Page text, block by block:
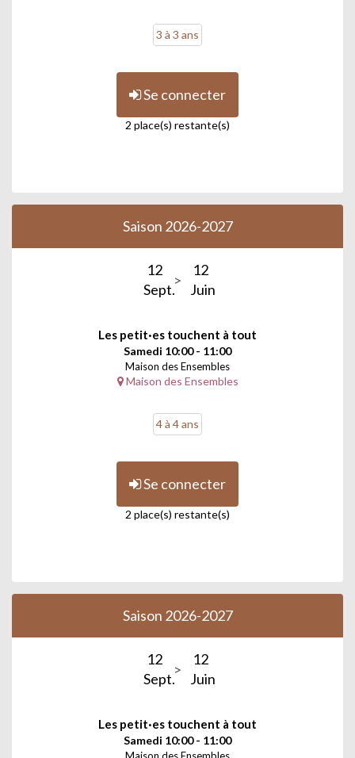
3 à 3 ans
Se connecter
2 place(s) restante(s)
Saison 2026-2027
12
Sept.
12
Juin
Les petit·es touchent à tout
Samedi 10:00 - 11:00
Maison des Ensembles
Maison des Ensembles
4 à 4 ans
Se connecter
2 place(s) restante(s)
Saison 2026-2027
12
Sept.
12
Juin
Les petit·es touchent à tout
Samedi 10:00 - 11:00